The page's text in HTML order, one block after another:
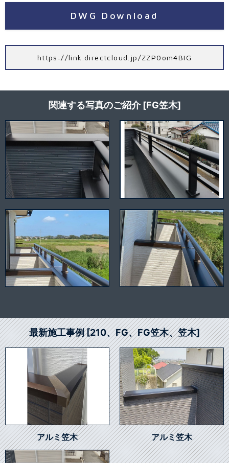
DWG Download
https://link.directcloud.jp/ZZP0om4BIG
関連する写真のご紹介 [FG笠木]
最新施工事例 [210、FG、FG笠木、笠木]
アルミ笠木 アルミ笠木